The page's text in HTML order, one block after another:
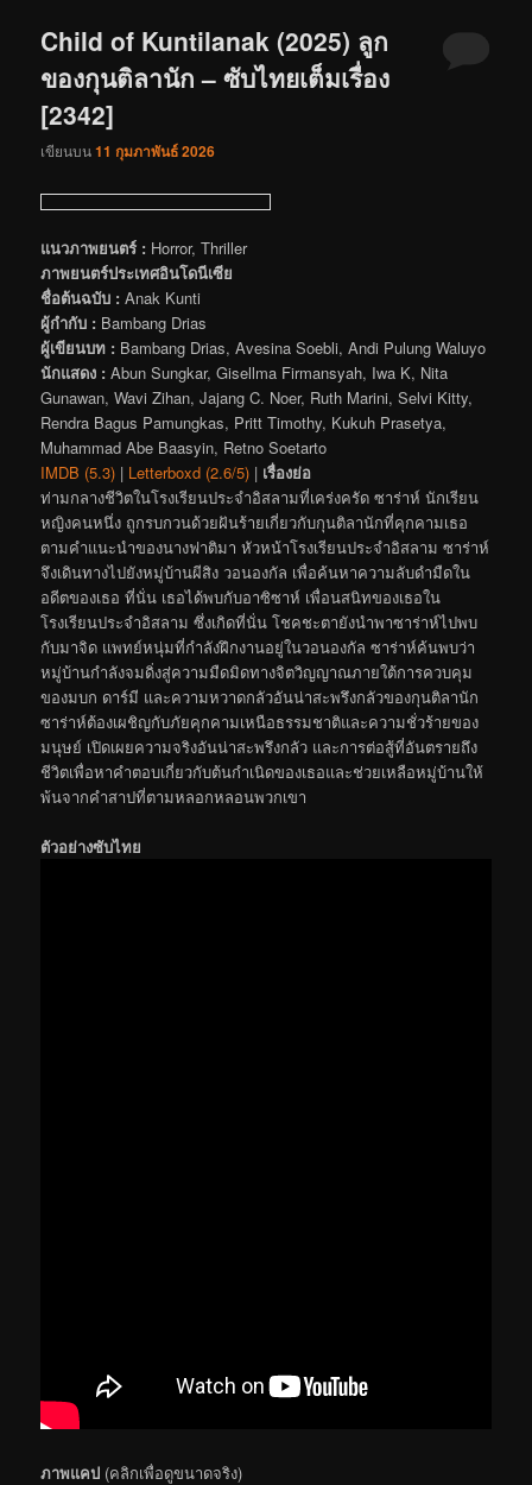
Child of Kuntilanak (2025) ลูก
ของกุนติลานัก – ซับไทยเต็มเรื่อง
[2342]
เขียนบน11 กุมภาพันธ์ 2026
แนวภาพยนตร์ : Horror, Thriller
ภาพยนตร์ประเทศอินโดนีเซีย
ชื่อต้นฉบับ : Anak Kunti
ผู้กำกับ : Bambang Drias
ผู้เขียนบท : Bambang Drias, Avesina Soebli, Andi Pulung Waluyo
นักแสดง : Abun Sungkar, Gisellma Firmansyah, Iwa K, Nita
Gunawan, Wavi Zihan, Jajang C. Noer, Ruth Marini, Selvi Kitty,
Rendra Bagus Pamungkas, Pritt Timothy, Kukuh Prasetya,
Muhammad Abe Baasyin, Retno Soetarto
IMDB (5.3) | Letterboxd (2.6/5) | เรื่องย่อ
ท่ามกลางชีวิตในโรงเรียนประจำอิสลามที่เคร่งครัด ซาร่าห์ นักเรียน
หญิงคนหนึ่ง ถูกรบกวนด้วยฝันร้ายเกี่ยวกับกุนติลานักที่คุกคามเธอ
ตามคำแนะนำของนางฟาติมา หัวหน้าโรงเรียนประจำอิสลาม ซาร่าห์
จึงเดินทางไปยังหมู่บ้านผีสิง วอนองกัล เพื่อค้นหาความลับดำมืดใน
อดีตของเธอ ที่นั่น เธอได้พบกับอาซิซาห์ เพื่อนสนิทของเธอใน
โรงเรียนประจำอิสลาม ซึ่งเกิดที่นั่น โชคชะตายังนำพาซาร่าห์ไปพบ
กับมาจิด แพทย์หนุ่มที่กำลังฝึกงานอยู่ในวอนองกัล ซาร่าห์ค้นพบว่า
หมู่บ้านกำลังจมดิ่งสู่ความมืดมิดทางจิตวิญญาณภายใต้การควบคุม
ของมบก ดาร์มี และความหวาดกลัวอันน่าสะพรึงกลัวของกุนติลานัก
ซาร่าห์ต้องเผชิญกับภัยคุกคามเหนือธรรมชาติและความชั่วร้ายของ
มนุษย์ เปิดเผยความจริงอันน่าสะพรึงกลัว และการต่อสู้ที่อันตรายถึง
ชีวิตเพื่อหาคำตอบเกี่ยวกับต้นกำเนิดของเธอและช่วยเหลือหมู่บ้านให้
พ้นจากคำสาปที่ตามหลอกหลอนพวกเขา
ตัวอย่างซับไทย
ภาพแคป (คลิกเพื่อดูขนาดจริง)